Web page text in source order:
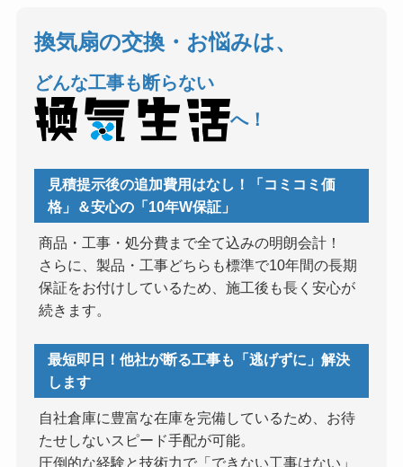
換気扇の交換・お悩みは、
どんな工事も断らない
へ！
見積提示後の追加費用はなし！「コミコミ価
格」＆安心の「10年W保証」
商品・工事・処分費まで全て込みの明朗会計！
さらに、製品・工事どちらも標準で10年間の長期
保証をお付けしているため、施工後も長く安心が
続きます。
最短即日！他社が断る工事も「逃げずに」解決
します
自社倉庫に豊富な在庫を完備しているため、お待
たせしないスピード手配が可能。
圧倒的な経験と技術力で「できない工事はない」